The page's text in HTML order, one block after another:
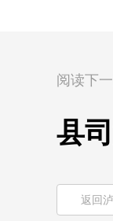
阅读下
县
返回